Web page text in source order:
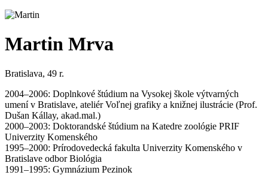
Martin Mrva
Bratislava, 49 r.
2004–2006: Doplnkové štúdium na Vysokej škole výtvarných
umení v Bratislave, ateliér Voľnej grafiky a knižnej ilustrácie (Prof.
Dušan Kállay, akad.mal.)
2000–2003: Doktorandské štúdium na Katedre zoológie PRIF
Univerzity Komenského
1995–2000: Prírodovedecká fakulta Univerzity Komenského v
Bratislave odbor Biológia
1991–1995: Gymnázium Pezinok